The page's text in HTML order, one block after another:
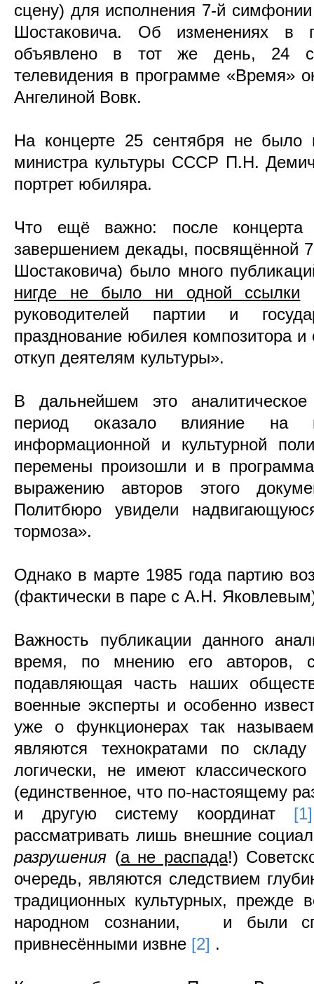
сцену) для исполнения 7-й
Шостаковича. Об изменениях в
объявлено в тот же день, 24
телевидения в программе «Время»
Ангелиной Вовк.
На концерте 25 сентября не
министра культуры СССР П.Н.
портрет юбиляра.
Что ещё важно: после
завершением декады, посвящённой
Шостаковича) было много
нигде не было ни одной ссылки
руководителей партии и
празднование юбилея композитора
откуп деятелям культуры».
В дальнейшем это
период оказало влияние на
информационной и культурной
перемены произошли и в
выражению авторов этого
Политбюро увидели
тормоза».
Однако в марте 1985 года партию
(фактически в паре с А.Н.
Важность публикации данного
время, по мнению его авторов,
подавляющая часть наших
военные эксперты и особенно
уже о функционерах так
являются технократами по
логически, не имеют
(единственное, что по-настоящему
и другую систему координат
рассматривать лишь внешние
разрушения (а не распада!)
очередь, являются следствием
традиционных культурных, прежде
народном сознании, и были
привнесёнными извне [2] .